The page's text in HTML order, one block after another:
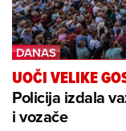
UOČI VELIKE
Policija izdala
i vozače